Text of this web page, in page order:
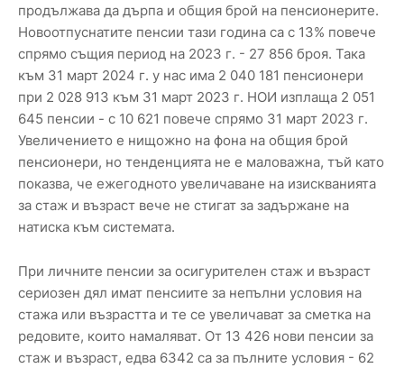
продължава да дърпа и общия брой на пенсионерите.
Новоотпуснатите пенсии тази година са с 13% повече
спрямо същия период на 2023 г. - 27 856 броя. Така
към 31 март 2024 г. у нас има 2 040 181 пенсионери
при 2 028 913 към 31 март 2023 г. НОИ изплаща 2 051
645 пенсии - с 10 621 повече спрямо 31 март 2023 г.
Увеличението е нищожно на фона на общия брой
пенсионери, но тенденцията не е маловажна, тъй като
показва, че ежегодното увеличаване на изискванията
за стаж и възраст вече не стигат за задържане на
натиска към системата.
При личните пенсии за осигурителен стаж и възраст
сериозен дял имат пенсиите за непълни условия на
стажа или възрастта и те се увеличават за сметка на
редовите, които намаляват. От 13 426 нови пенсии за
стаж и възраст, едва 6342 са за пълните условия - 62